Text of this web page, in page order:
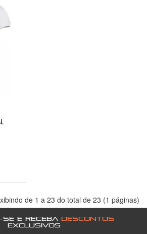
de 1 a 23 do total de 23 (1 páginas)
E RECEBA DESCONTOS
EXCLUSIVOS